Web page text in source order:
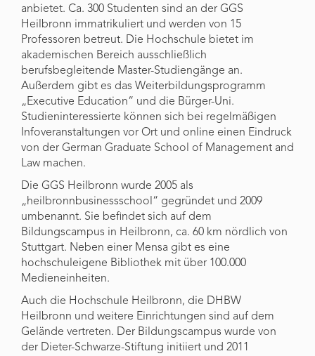
anbietet. Ca. 300 Studenten sind an der GGS
Heilbronn immatrikuliert und werden von 15
Professoren betreut. Die Hochschule bietet im
akademischen Bereich ausschließlich
berufsbegleitende Master-Studiengänge an.
Außerdem gibt es das Weiterbildungsprogramm
„Executive Education“ und die Bürger-Uni.
Studieninteressierte können sich bei regelmäßigen
Infoveranstaltungen vor Ort und online einen Eindruck
von der German Graduate School of Management and
Law machen.
Die GGS Heilbronn wurde 2005 als
„heilbronnbusinessschool“ gegründet und 2009
umbenannt. Sie befindet sich auf dem
Bildungscampus in Heilbronn, ca. 60 km nördlich von
Stuttgart. Neben einer Mensa gibt es eine
hochschuleigene Bibliothek mit über 100.000
Medieneinheiten.
Auch die Hochschule Heilbronn, die DHBW
Heilbronn und weitere Einrichtungen sind auf dem
Gelände vertreten. Der Bildungscampus wurde von
der Dieter-Schwarze-Stiftung initiiert und 2011